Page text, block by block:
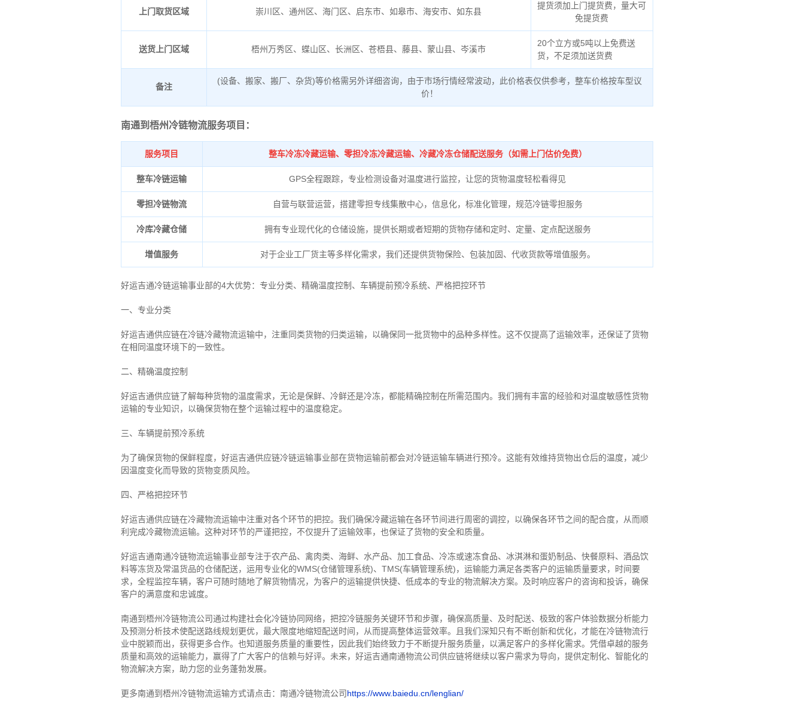
上门取货区域 崇川区、通州区、海门区、启东市、如皋市、海安市、如东县
提货须加上门提货费，量大可
免提货费
送货上门区域 梧州万秀区、蝶山区、长洲区、苍梧县、藤县、蒙山县、岑溪市
20个立方或5吨以上免费送
货，不足须加送货费
备注
(设备、搬家、搬厂、杂货)等价格需另外详细咨询，由于市场行情经常波动，此价格表仅供参考，整车价格按车型议
价！
南通到梧州冷链物流服务项目：
服务项目 整车冷冻冷藏运输、零担冷冻冷藏运输、冷藏冷冻仓储配送服务（如需上门估价免费）
整车冷链运输 GPS全程跟踪，专业检测设备对温度进行监控，让您的货物温度轻松看得见
零担冷链物流 自营与联营运营，搭建零担专线集散中心，信息化，标准化管理，规范冷链零担服务
冷库冷藏仓储 拥有专业现代化的仓储设施，提供长期或者短期的货物存储和定时、定量、定点配送服务
增值服务 对于企业工厂货主等多样化需求，我们还提供货物保险、包装加固、代收货款等增值服务。
好运吉通冷链运输事业部的4大优势： 专业分类、 精确温度控制、 车辆提前预冷系统、 严格把控环节
一、专业分类
好运吉通供应链在冷链冷藏物流运输中，注重同类货物的归类运输，以确保同一批货物中的品种多样性。这不仅提高了运输效率，还保证了货物
在相同温度环境下的一致性。
二、 精确温度控制
好运吉通供应链了解每种货物的温度需求，无论是保鲜、冷鲜还是冷冻，都能精确控制在所需范围内。我们拥有丰富的经验和对温度敏感性货物
运输的专业知识，以确保货物在整个运输过程中的温度稳定。
三、车辆提前预冷系统
为了确保货物的保鲜程度，好运吉通供应链冷链运输事业部在货物运输前都会对冷链运输车辆进行预冷。这能有效维持货物出仓后的温度，减少
因温度变化而导致的货物变质风险。
四、严格把控环节
好运吉通供应链在冷藏物流运输中注重对各个环节的把控。我们确保冷藏运输在各环节间进行周密的调控，以确保各环节之间的配合度，从而顺
利完成冷藏物流运输。这种对环节的严谨把控，不仅提升了运输效率，也保证了货物的安全和质量。
好运吉通南通冷链物流运输事业部专注于农产品、禽肉类、海鲜、水产品、加工食品、冷冻或速冻食品、冰淇淋和蛋奶制品、快餐原料、酒品饮
料等冻货及常温货品的仓储配送，运用专业化的WMS(仓储管理系统)、TMS(车辆管理系统)，运输能力满足各类客户的运输质量要求，时间要
求，全程监控车辆，客户可随时随地了解货物情况，为客户的运输提供快捷、低成本的专业的物流解决方案。及时响应客户的咨询和投诉，确保
客户的满意度和忠诚度。
南通到梧州冷链物流公司通过构建社会化冷链协同网络，把控冷链服务关键环节和步骤，确保高质量、及时配送、极致的客户体验数据分析能力
及预测分析技术使配送路线规划更优，最大限度地缩短配送时间，从而提高整体运营效率。且 我们深知 只有不断创新和优化，才能在冷链物流行
业中脱颖而出，获得更多合作。也知道服务质量的重要性，因此我们始终致力于不断提升服务质量，以满足客户的多样化需求。 凭借卓越的服务
质量和高效的运输能力，赢得了广大客户的信赖与好评。 未来，好运吉通南通物流公司供应链将继续以客户需求为导向，提供定制化、智能化的
物流解决方案，助力您的业务蓬勃发展。
更多南通到梧州冷链物流运输方式请点击：南通冷链物流公司https://www.baiedu.cn/lenglian/